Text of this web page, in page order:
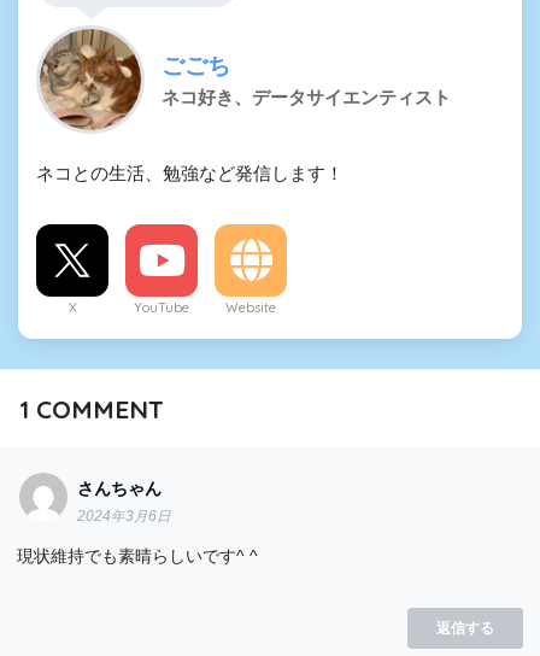
ごごち
ネコ好き、データサイエンティスト
ネコとの生活、勉強など発信します！
X YouTube Website
1 COMMENT
さんちゃん
2024年3月6日
現状維持でも素晴らしいです^ ^
返信する